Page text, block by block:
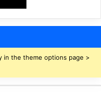
in the theme options page >